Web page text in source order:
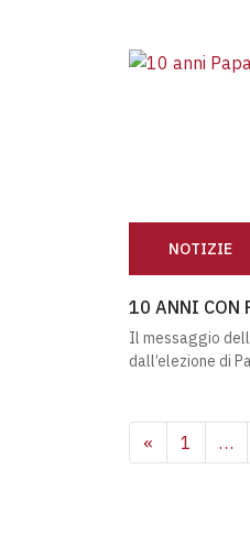
NOTIZIE
10 ANNI CON
Il messaggio
dall’elezione di
« 1 …